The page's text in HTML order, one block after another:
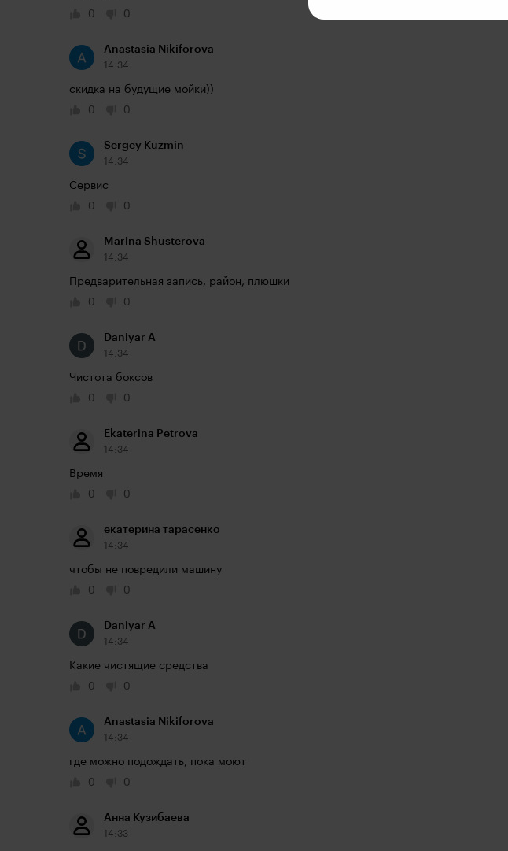
0
0
Anastasia Nikiforova
14:34
скидка на будущие мойки))
0
0
Sergey Kuzmin
14:34
Сервис
0
0
Marina Shusterova
14:34
Предварительная запись, район, плюшки
0
0
Daniyar A
14:34
Чистота боксов
0
0
Ekaterina Petrova
14:34
Время
0
0
екатерина тарасенко
14:34
чтобы не повредили машину
0
0
Daniyar A
14:34
Какие чистящие средства
0
0
Anastasia Nikiforova
14:34
где можно подождать, пока моют
0
0
Анна Кузибаева
14:33